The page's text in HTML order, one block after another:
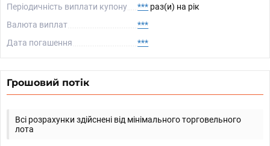
Періодичність виплати купону
*** раз(и) на рік
Валюта виплат
***
Дата погашення
***
Грошовий потік
Всі розрахунки здійснені від мінімального торговельного
лота